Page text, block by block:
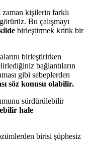
zaman kişilerin farklı
Bu çalışmayı
birleştirmek kritik bir
birleştirirken
bağlantıların
gibi sebeplerden
söz konusu olabilir.
sürdürülebilir
hale
birisi şüphesiz